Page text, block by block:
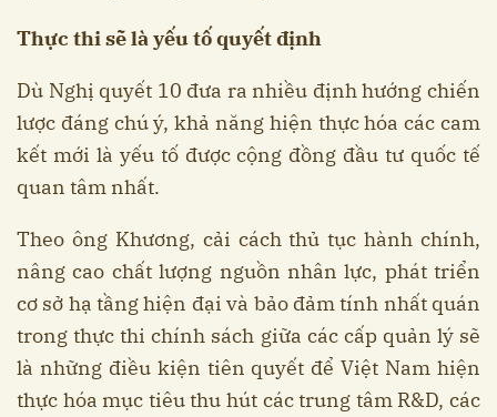
Thực thi sẽ là yếu tố quyết định
Dù Nghị quyết 10 đưa ra nhiều định hướng chiến
lược đáng chú ý, khả năng hiện thực hóa các cam
kết mới là yếu tố được cộng đồng đầu tư quốc tế
quan tâm nhất.
Theo ông Khương, cải cách thủ tục hành chính,
nâng cao chất lượng nguồn nhân lực, phát triển
cơ sở hạ tầng hiện đại và bảo đảm tính nhất quán
trong thực thi chính sách giữa các cấp quản lý sẽ
là những điều kiện tiên quyết để Việt Nam hiện
thực hóa mục tiêu thu hút các trung tâm R&D, các